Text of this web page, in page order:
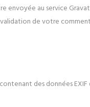
au service
de votre
des données